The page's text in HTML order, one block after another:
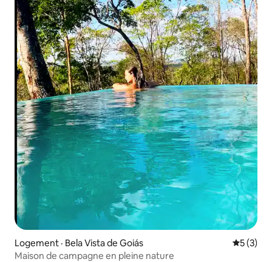
Logement · Bela Vista de Goiás Note
5 (3)
Maison de campagne en pleine nature